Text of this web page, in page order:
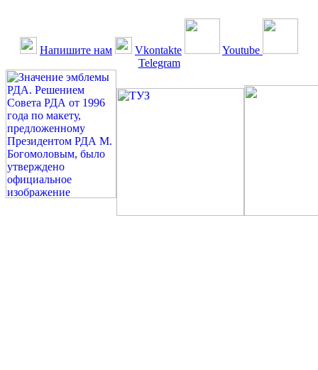
Напишите нам Vkontakte
Youtube
Telegram